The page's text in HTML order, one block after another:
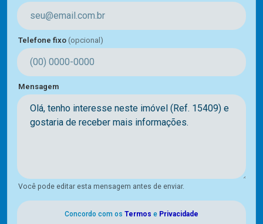
Telefone fixo (opcional)
Mensagem
Você pode editar esta mensagem antes de enviar.
Concordo com os Termos e Privacidade